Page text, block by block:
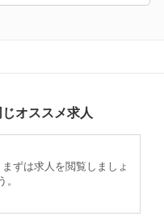
オススメ求人
ずは求人を閲覧しましょ
。